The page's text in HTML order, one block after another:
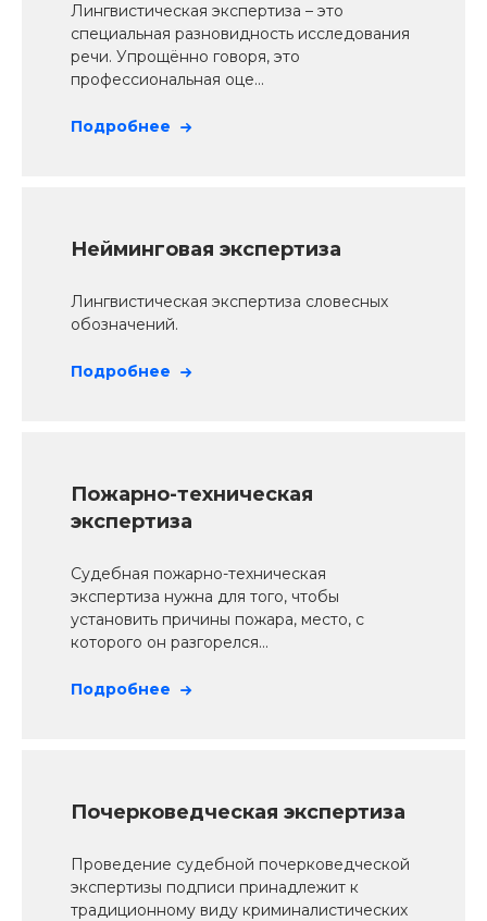
Лингвистическая экспертиза – это
специальная разновидность исследования
речи. Упрощённо говоря, это
профессиональная оце...
Подробнее
Нейминговая экспертиза
Лингвистическая экспертиза словесных
обозначений.
Подробнее
Пожарно-техническая
экспертиза
Судебная пожарно-техническая
экспертиза нужна для того, чтобы
установить причины пожара, место, с
которого он разгорелся...
Подробнее
Почерковедческая экспертиза
Проведение судебной почерковедческой
экспертизы подписи принадлежит к
традиционному виду криминалистических